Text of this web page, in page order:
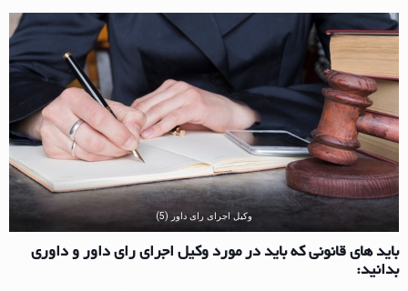
وکیل اجرای رای داور (5)
باید های قانونی که باید در مورد وکیل اجرای رای داور و داوری
بدانید: